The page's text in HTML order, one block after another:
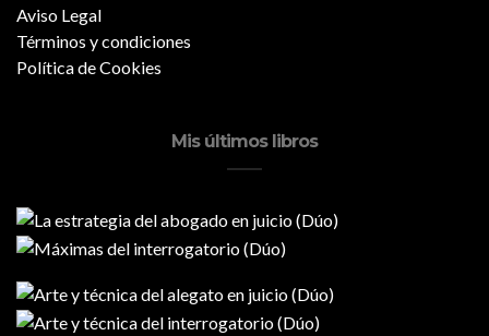
Aviso Legal
Términos y condiciones
Política de Cookies
Mis últimos libros